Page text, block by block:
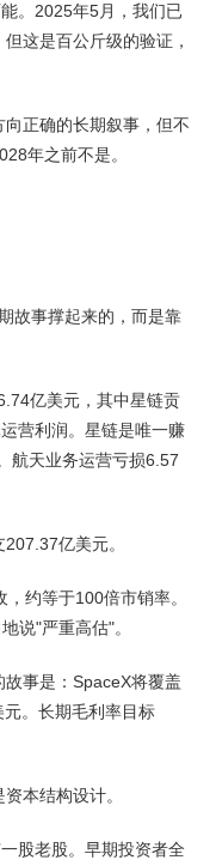
。2025年5月，我们已
这是百公斤级的验证，
正确的长期叙事，但不
年之前不是。
故事撑起来的，而是靠
亿美元，其中星链贡
营利润。星链是唯一赚
航天业务运营亏损6.57
亿美元。
约等于100倍市销率。
说"严重高估"。
事是：SpaceX将覆盖
。长期毛利率目标
本结构设计。
股老股。早期投资者全